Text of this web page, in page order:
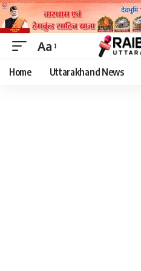
Font
Resizer
Aa
Home Uttarakhand News